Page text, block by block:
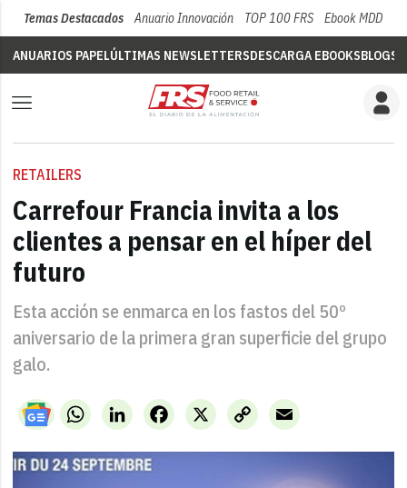
Temas Destacados Anuario Innovación TOP 100 FRS Ebook MDD
ANUARIOS PAPELÚLTIMAS NEWSLETTERSDESCARGA EBOOKSBLOGS
RETAILERS
Carrefour Francia invita a los
clientes a pensar en el híper del
futuro
Esta acción se enmarca en los fastos del 50º
aniversario de la primera gran superficie del grupo
galo.
WhatsAppLinkedIn X
Facebook
Copy
Link
Email